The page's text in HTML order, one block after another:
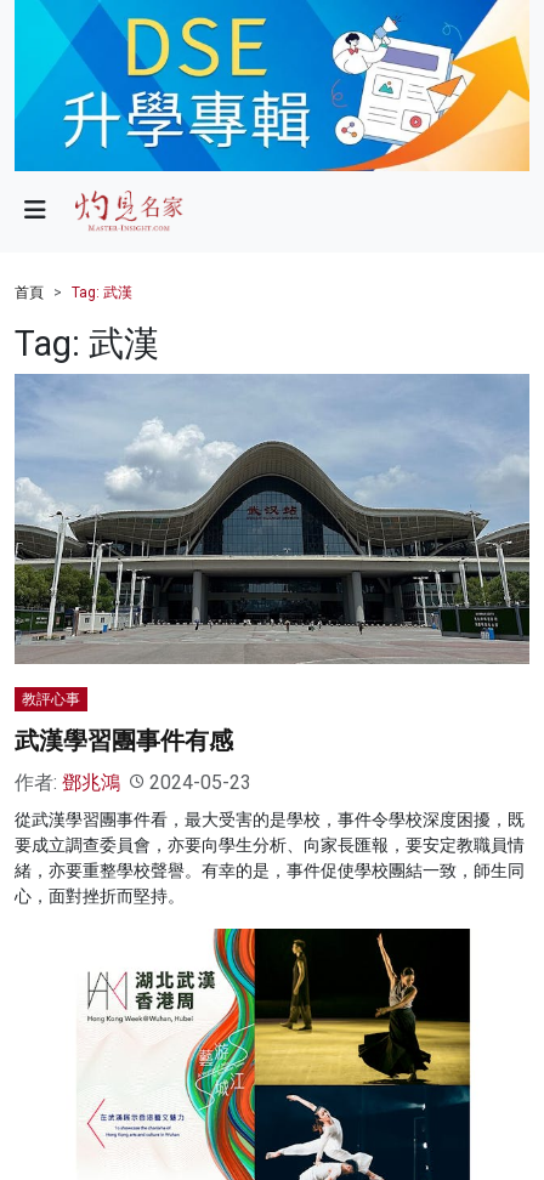
政局
財經
健康
影片
名家榜
灼見活動
首頁 Tag: 武漢
Tag: 武漢
教評心事
武漢學習團事件有感
作者: 鄧兆鴻 2024-05-23
從武漢學習團事件看，最大受害的是學校，事件令學校深度困擾，既
要成立調查委員會，亦要向學生分析、向家長匯報，要安定教職員情
緒，亦要重整學校聲譽。有幸的是，事件促使學校團結一致，師生同
心，面對挫折而堅持。